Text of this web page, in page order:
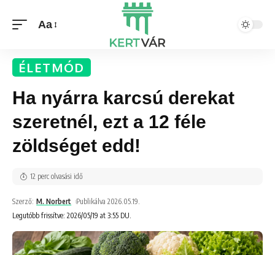
Aa
ÉLETMÓD
Ha nyárra karcsú derekat
szeretnél, ezt a 12 féle
zöldséget edd!
Legutóbb frissítve: 2026/05/19 at 3:55 DU.
Szerző: M. Norbert Publikálva 2026.05.19.
12 perc olvasási idő